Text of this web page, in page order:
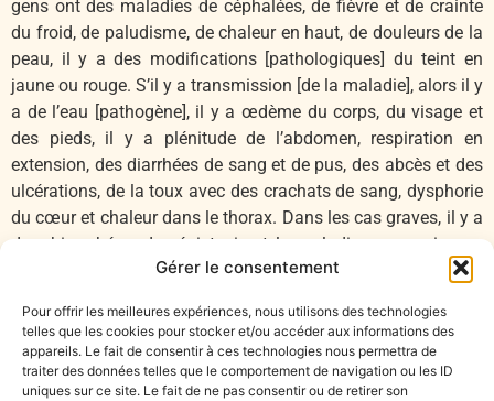
Gérer le consentement
Pour offrir les meilleures expériences, nous utilisons des technologies
telles que les cookies pour stocker et/ou accéder aux informations des
appareils. Le fait de consentir à ces technologies nous permettra de
traiter des données telles que le comportement de navigation ou les ID
uniques sur ce site. Le fait de ne pas consentir ou de retirer son
gens ont des maladies de céphalées, de fièvre et de crainte
du froid, de paludisme, de chaleur en haut, de douleurs de la
peau, il y a des modifications [pathologiques] du teint en
jaune ou rouge. S’il y a transmission [de la maladie], alors il y
a de l’eau [pathogène], il y a œdème du corps, du visage et
des pieds, il y a plénitude de l’abdomen, respiration en
extension, des diarrhées de sang et de pus, des abcès et des
ulcérations, de la toux avec des crachats de sang, dysphorie
du cœur et chaleur dans le thorax. Dans les cas graves, il y a
des rhinorrhées, des épistaxis et la maladie a sa racine au
poumon. Si le [point] tianfu (3P) est épuisé, alors cela est
(少阳司天，火淫所胜，则温气流行，金政不平。民病头痛，
发热恶寒而疟，热上皮肤痛，色变黄赤，传而为水，身面胕
肿、腹满仰息、泄注赤白、疮疡、咳唾血、烦心，胸中热，